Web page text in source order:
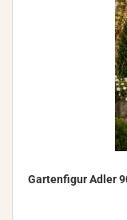
Gar­ten­fi­gur Adler